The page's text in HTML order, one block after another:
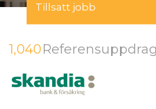
Tillsatt jobb
1,040Referensuppdrag